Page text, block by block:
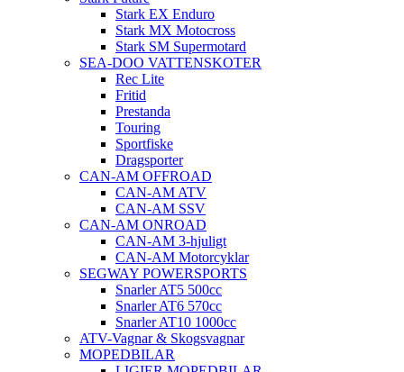
Stark EX Enduro
Stark MX Motocross
Stark SM Supermotard
SEA-DOO VATTENSKOTER
Rec Lite
Fritid
Prestanda
Touring
Sportfiske
Dragsporter
CAN-AM OFFROAD
CAN-AM ATV
CAN-AM SSV
CAN-AM ONROAD
CAN-AM 3-hjuligt
CAN-AM Motorcyklar
SEGWAY POWERSPORTS
Snarler AT5 500cc
Snarler AT6 570cc
Snarler AT10 1000cc
ATV-Vagnar & Skogsvagnar
MOPEDBILAR